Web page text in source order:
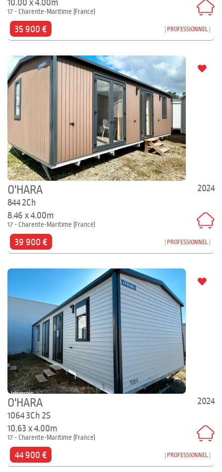
10.00 x 4.00m
17 - Charente-Maritime (France)
35 900 € PROFESSIONNEL
2024
O'HARA
844 2Ch
8.46 x 4.00m
17 - Charente-Maritime (France)
39 900 € PROFESSIONNEL
2024
O'HARA
1064 3Ch 2S
10.63 x 4.00m
17 - Charente-Maritime (France)
44 900 € PROFESSIONNEL